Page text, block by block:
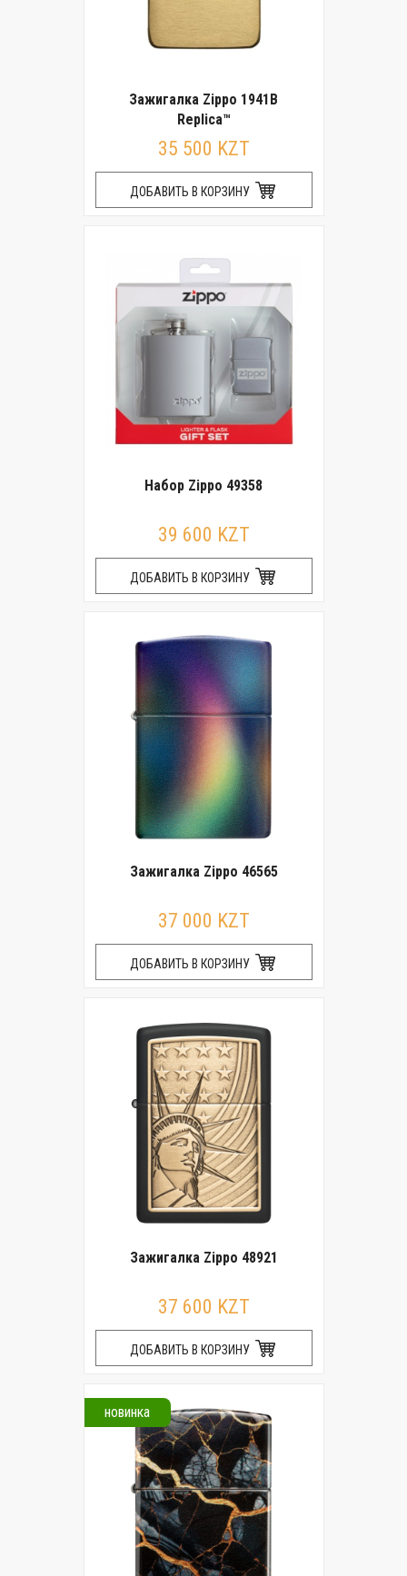
Зажигалка Zippo 1941B
Replica™
35 500 KZT
ДОБАВИТЬ В КОРЗИНУ
Набор Zippo 49358
39 600 KZT
ДОБАВИТЬ В КОРЗИНУ
Зажигалка Zippo 46565
37 000 KZT
ДОБАВИТЬ В КОРЗИНУ
Зажигалка Zippo 48921
37 600 KZT
ДОБАВИТЬ В КОРЗИНУ
новинка